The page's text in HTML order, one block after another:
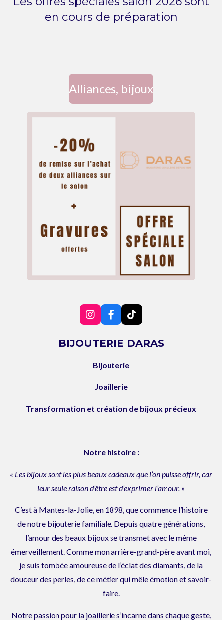
en cours de préparation
Alliances, bijoux
I
n
t
g
F
a
e
o
k
T
i
T
BIJOUTERIE DARAS
Bijouterie
Joaillerie
Transformation et création de bijoux précieux
Notre histoire :
« Les bijoux sont les plus beaux cadeaux que l’on puisse offrir, car
leur seule raison d’être est d’exprimer l’amour. »
C’est à Mantes-la-Jolie, en 1898, que commence l’histoire
de notre bijouterie familiale. Depuis quatre générations,
l’amour des beaux bijoux se transmet avec le même
émerveillement. Comme mon arrière-grand-père avant moi,
je suis tombée amoureuse de l’éclat des diamants, de la
douceur des perles, de ce métier qui mêle émotion et savoir-
faire.
Notre passion pour la joaillerie s’incarne dans chaque geste,